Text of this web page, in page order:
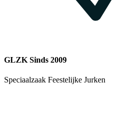
GLZK Sinds 2009
Speciaalzaak Feestelijke Jurken